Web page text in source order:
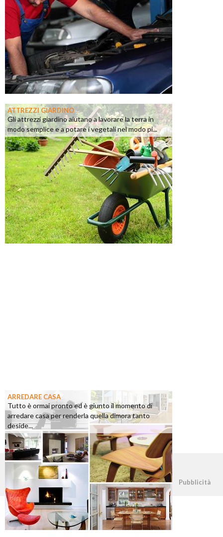
ATTREZZI GIARDINO
Gli attrezzi giardino aiutano a lavorare la terra in
modo semplice e a potare i vegetali nel modo pi...
ARREDARE CASA
Tutto è ormai pronto ed è giunto il momento di
arredare casa per renderla quella dimora tanto
deside...
©2026 - casapratica.org - p.iva 03338800984 Pubblicità